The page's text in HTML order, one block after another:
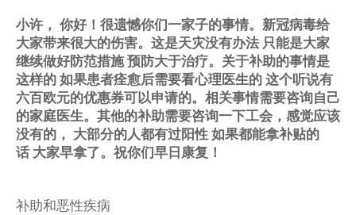
小许， 你好！很遗憾你们一家子的事情。新冠病毒给
大家带来很大的伤害。这是天灾没有办法 只能是大家
继续做好防范措施 预防大于治疗。关于补助的事情是
这样的 如果患者痊愈后需要看心理医生的 这个听说有
六百欧元的优惠券可以申请的。相关事情需要咨询自己
的家庭医生。其他的补助需要咨询一下工会， 感觉应该
没有的， 大部分的人都有过阳性 如果都能拿补贴的
话 大家早拿了。祝你们早日康复！
补助和恶性疾病